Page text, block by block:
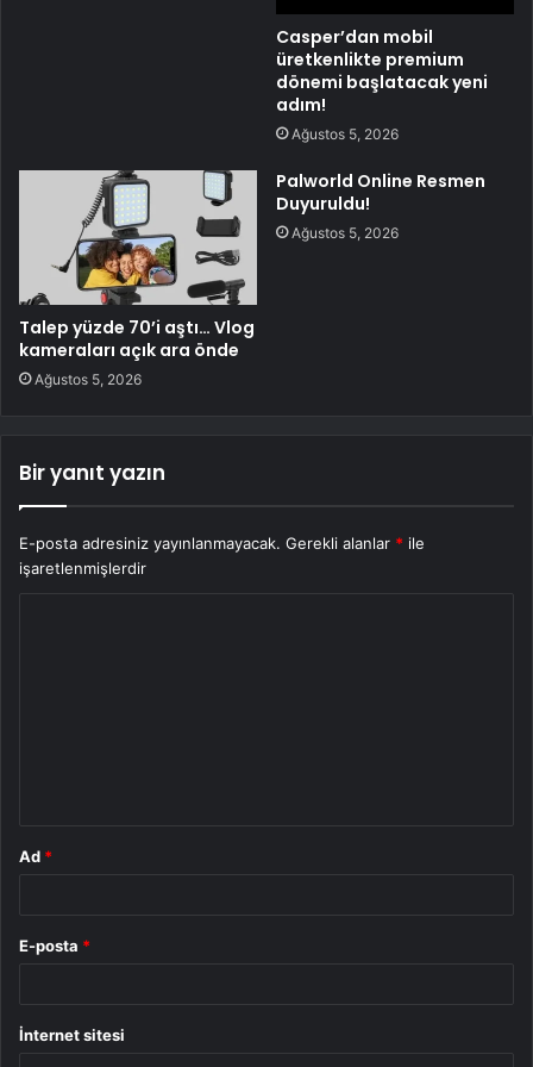
Casper’dan mobil
üretkenlikte premium
dönemi başlatacak yeni
adım!
Ağustos 5, 2026
Talep yüzde 70’i aştı… Vlog
kameraları açık ara önde
Ağustos 5, 2026
Palworld Online Resmen
Duyuruldu!
Ağustos 5, 2026
Bir yanıt yazın
E-posta adresiniz yayınlanmayacak. Gerekli alanlar * ile
işaretlenmişlerdir
Ad *
E-posta *
İnternet sitesi